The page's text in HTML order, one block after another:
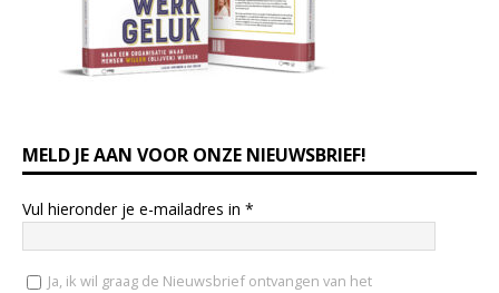
MELD JE AAN VOOR ONZE NIEUWSBRIEF!
Vul hieronder je e-mailadres in *
Ja, ik wil graag de Nieuwsbrief ontvangen van het